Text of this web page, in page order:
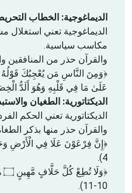
الديماغوجية: الخطاب
الديماغوجية تعني استغلال
مكاسب سياسية.
والقرآن حذر من
﴿وَمِنَ النَّاسِ مَن يُعْجِبُكَ قَوْلُهُ
عَلَىٰ مَا فِي قَلْبِهِ وَهُوَ أَلَدُّ
الديكتاتورية: الطغيان
الديكتاتورية تعني الحكم
والقرآن حذر منها بذكر
﴿إِنَّ فِرْعَوْنَ عَلَا فِي الْأَرْضِ
4).
10-11).